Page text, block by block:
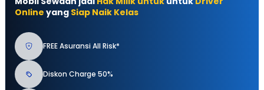
Online yang Siap Naik Kelas
FREE Asuransi All Risk*
Diskon Charge 50%